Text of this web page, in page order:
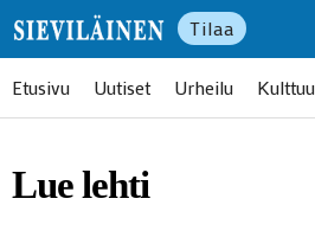
Tilaa
Etusivu Uutiset Urheilu
Lue lehti